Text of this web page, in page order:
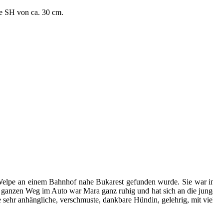
SH von ca. 30 cm.
an einem Bahnhof nahe Bukarest gefunden wurde. Sie
Weg im Auto war Mara ganz ruhig und hat sich an die
anhängliche, verschmuste, dankbare Hündin, gelehrig, mit